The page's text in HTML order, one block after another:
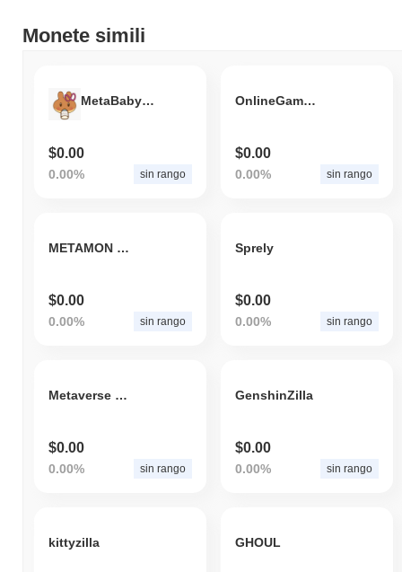
Monete simili
MetaBabyCake
$0.00
0.00% sin rango
OnlineGameAlliance
$0.00
0.00% sin rango
METAMON ISLAND
$0.00
0.00% sin rango
Sprely
$0.00
0.00% sin rango
Metaverse Meta
$0.00
0.00% sin rango
GenshinZilla
$0.00
0.00% sin rango
kittyzilla GHOUL